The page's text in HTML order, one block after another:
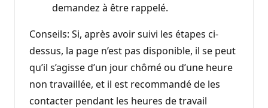
demandez à être rappelé.
Conseils: Si, après avoir suivi les étapes ci-
dessus, la page n’est pas disponible, il se peut
qu’il s’agisse d’un jour chômé ou d’une heure
non travaillée, et il est recommandé de les
contacter pendant les heures de travail